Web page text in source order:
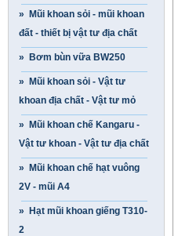
» Mũi khoan sỏi - mũi khoan
đất - thiết bị vật tư địa chất
» Bơm bùn vữa BW250
» Mũi khoan sỏi - Vật tư
khoan địa chất - Vật tư mỏ
» Mũi khoan chế Kangaru -
Vật tư khoan - Vật tư địa chất
» Mũi khoan chế hạt vuông
2V - mũi A4
» Hạt mũi khoan giếng T310-
2